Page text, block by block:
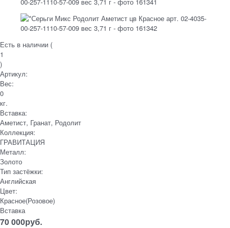
Есть в наличии (
1
)
Артикул:
Вес:
0
кг.
Вставка:
Аметист, Гранат, Родолит
Коллекция:
ГРАВИТАЦИЯ
Металл:
Золото
Тип застёжки:
Английская
Цвет:
Красное(Розовое)
Вставка
70 000руб.